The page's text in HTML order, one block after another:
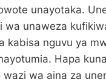
unayotaka.
wa unaweza
kabisa nguvu ya
Hapa kuna
wazi wa aina za